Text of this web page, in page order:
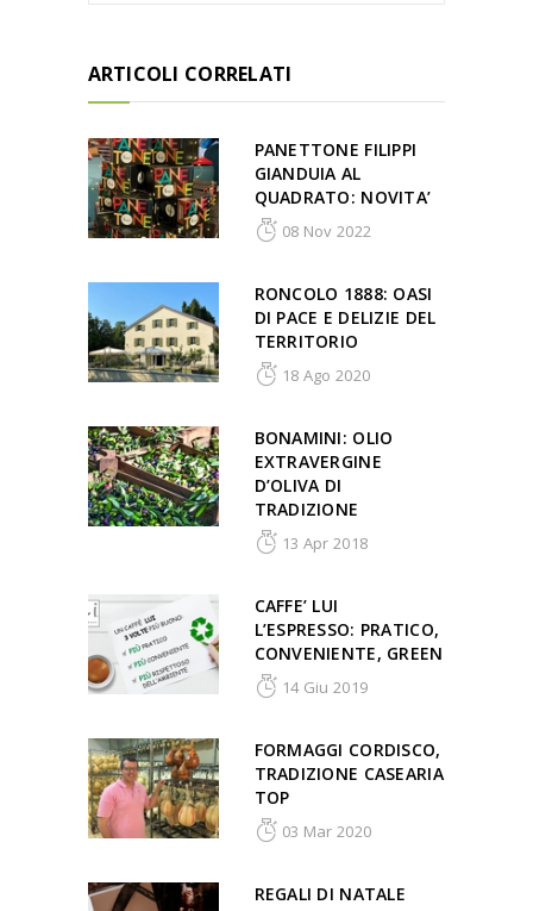
ARTICOLI CORRELATI
PANETTONE FILIPPI
GIANDUIA AL
QUADRATO: NOVITA’
08 Nov 2022
RONCOLO 1888: OASI
DI PACE E DELIZIE DEL
TERRITORIO
18 Ago 2020
BONAMINI: OLIO
EXTRAVERGINE
D’OLIVA DI
TRADIZIONE
13 Apr 2018
CAFFE’ LUI
L’ESPRESSO: PRATICO,
CONVENIENTE, GREEN
14 Giu 2019
FORMAGGI CORDISCO,
TRADIZIONE CASEARIA
TOP
03 Mar 2020
REGALI DI NATALE